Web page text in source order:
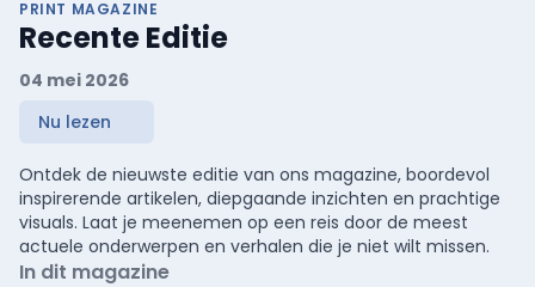
PRINT MAGAZINE
Recente Editie
04 mei 2026
Nu lezen
Ontdek de nieuwste editie van ons magazine, boordevol
inspirerende artikelen, diepgaande inzichten en prachtige
visuals. Laat je meenemen op een reis door de meest
actuele onderwerpen en verhalen die je niet wilt missen.
In dit magazine